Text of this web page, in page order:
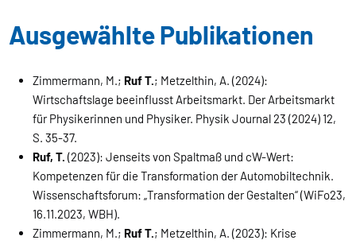
Ausgewählte Publikationen
Zimmermann, M.; Ruf T.; Metzelthin, A. (2024):
Wirtschaftslage beeinflusst Arbeitsmarkt. Der Arbeitsmarkt
für Physikerinnen und Physiker. Physik Journal 23 (2024) 12,
S. 35-37.
Ruf, T. (2023): Jenseits von Spaltmaß und cW-Wert:
Kompetenzen für die Transformation der Automobiltechnik.
Wissenschaftsforum: „Transformation der Gestalten“ (WiFo23,
16.11.2023, WBH).
Zimmermann, M.; Ruf T.; Metzelthin, A. (2023): Krise